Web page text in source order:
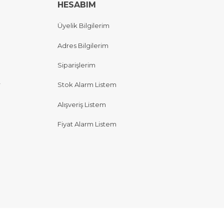
HESABIM
Üyelik Bilgilerim
Adres Bilgilerim
Siparişlerim
Stok Alarm Listem
Alışveriş Listem
Fiyat Alarm Listem